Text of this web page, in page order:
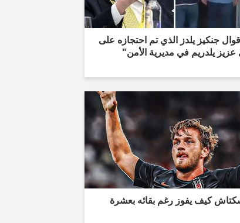
جنكيز يلدز الذي تم احتجازه على
يلدريم في مديرية الأمن"
كيف يفوز رغم بقائه بعشرة